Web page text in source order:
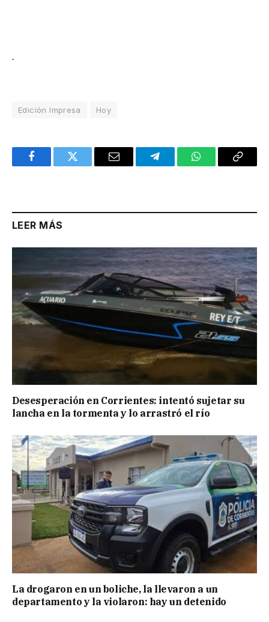
.
Edición Impresa Hoy
FacebookTwitter Email TelegramWhatsAppCopy
LEER MÁS
Desesperación en Corrientes: intentó sujetar su
lancha en la tormenta y lo arrastró el río
La drogaron en un boliche, la llevaron a un
departamento y la violaron: hay un detenido